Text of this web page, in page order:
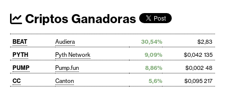
Criptos Ganadoras
BEAT Audiera 30,54%
$2,83
PYTH
Pyth Network 9,09%
$0,042 135
PUMP
Pump.fun 8,86%
$0,002 48
CC
Canton 5,6%
$0,095 217